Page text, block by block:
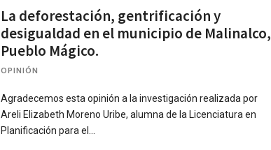
La deforestación, gentrificación y
desigualdad en el municipio de Malinalco,
Pueblo Mágico.
OPINIÓN
Agradecemos esta opinión a la investigación realizada por
Areli Elizabeth Moreno Uribe, alumna de la Licenciatura en
Planificación para el…